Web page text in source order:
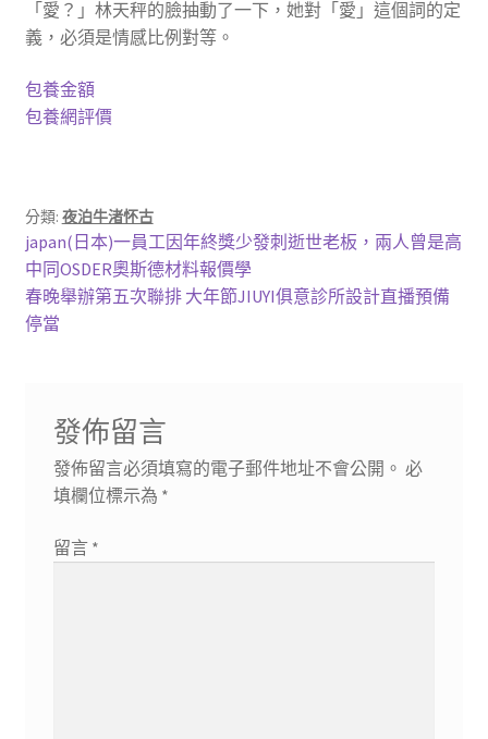
「愛？」林天秤的臉抽動了一下，她對「愛」這個詞的定
義，必須是情感比例對等。
包養金額
包養網評價
分類: 夜泊牛渚怀古
文
章
導
上
一
篇
文
japan(日本)一員工因年終獎少發刺逝世老板，兩人曾是高
中同OSDER奧斯德材料報價學
下
一
春晚舉辦第五次聯排 大年節JIUYI俱意診所設計直播預備
停當
發佈留言
發佈留言必須填寫的電子郵件地址不會公開。 必
填欄位標示為 *
留言 *